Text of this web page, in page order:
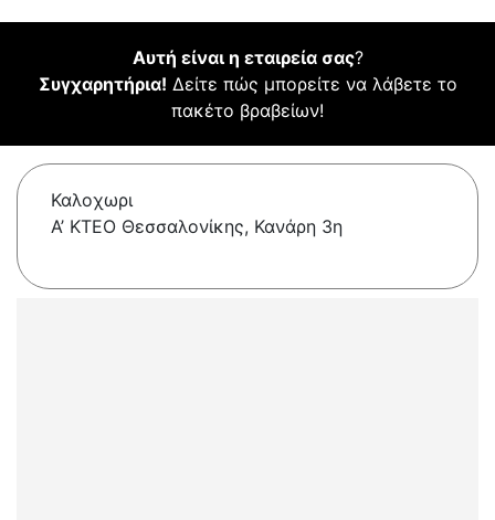
Αυτή είναι η εταιρεία σας?
Συγχαρητήρια! Δείτε πώς μπορείτε να λάβετε το
πακέτο βραβείων!
Καλοχωρι
Α’ ΚΤΕΟ Θεσσαλονίκης, Κανάρη 3η